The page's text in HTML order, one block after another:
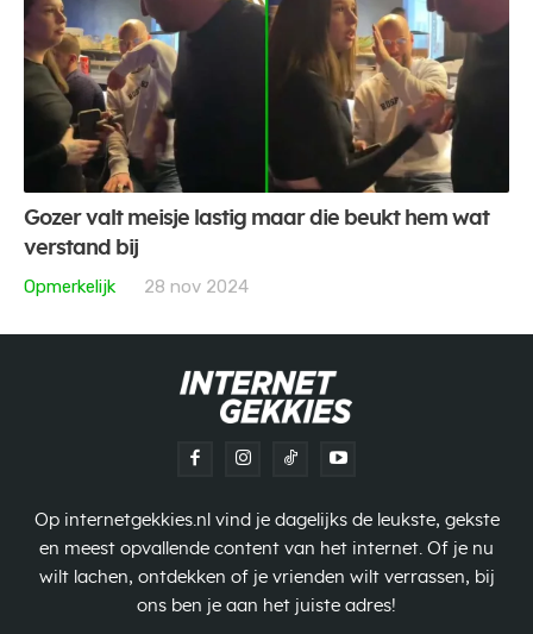
Gozer valt meisje lastig maar die beukt hem wat
verstand bij
Opmerkelijk
28 nov 2024
Op internetgekkies.nl vind je dagelijks de leukste, gekste
en meest opvallende content van het internet. Of je nu
wilt lachen, ontdekken of je vrienden wilt verrassen, bij
ons ben je aan het juiste adres!